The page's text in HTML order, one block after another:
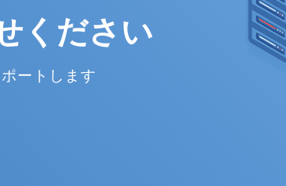
ください
ートします